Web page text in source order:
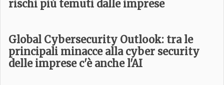
rischi più temuti dalle imprese
Global Cybersecurity Outlook: tra le
principali minacce alla cyber security
delle imprese c'è anche l'AI